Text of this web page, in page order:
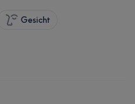
Gesicht